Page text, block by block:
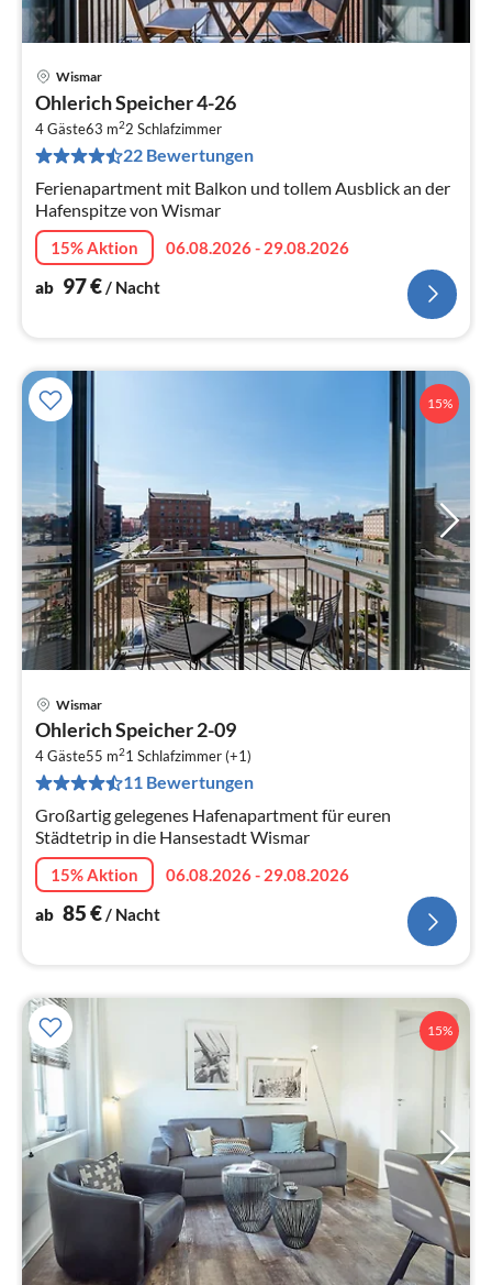
Wismar
Ohlerich Speicher 4-26
4 Gäste63 m22 Schlafzimmer
22 Bewertungen
Ferienapartment mit Balkon und tollem Ausblick an der
Hafenspitze von Wismar
15% Aktion
06.08.2026 - 29.08.2026
ab 97€/ Nacht
15%
Wismar
Ohlerich Speicher 2-09
4 Gäste55 m21 Schlafzimmer (+1)
11 Bewertungen
Großartig gelegenes Hafenapartment für euren
Städtetrip in die Hansestadt Wismar
15% Aktion
06.08.2026 - 29.08.2026
ab 85€/ Nacht
15%